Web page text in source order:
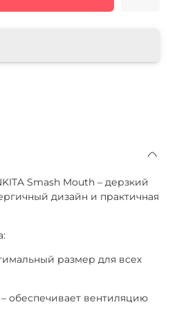
Smash Mouth – дерзкий
дизайн и практичная
размер для всех
обеспечивает вентиляцию